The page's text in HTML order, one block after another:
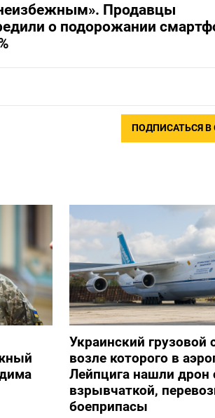
Продавцы
о подорожании
ПОДПИСАТЬСЯ В
Украинский грузовой
возле которого в
Лейпцига нашли дрон
взрывчаткой,
боеприпасы